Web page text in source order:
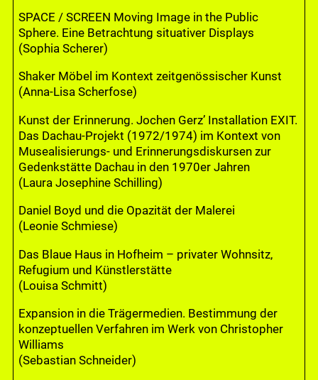
SPACE / SCREEN Moving Image in the Public
Sphere. Eine Betrachtung situativer Displays
(Sophia Scherer)
Shaker Möbel im Kontext zeitgenössischer Kunst
(Anna-Lisa Scherfose)
Kunst der Erinnerung. Jochen Gerz’ Installation EXIT.
Das Dachau-Projekt (1972/1974) im Kontext von
Musealisierungs- und Erinnerungsdiskursen zur
Gedenkstätte Dachau in den 1970er Jahren
(Laura Josephine Schilling)
Daniel Boyd und die Opazität der Malerei
(Leonie Schmiese)
Das Blaue Haus in Hofheim – privater Wohnsitz,
Refugium und Künstlerstätte
(Louisa Schmitt)
Expansion in die Trägermedien. Bestimmung der
konzeptuellen Verfahren im Werk von Christopher
Williams
(Sebastian Schneider)